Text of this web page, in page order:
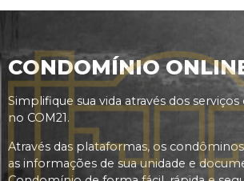
CONDOMÍNIO
Simplifique sua vida através dos
no COM21.
Através das plataformas, os
as informações de sua unidade e